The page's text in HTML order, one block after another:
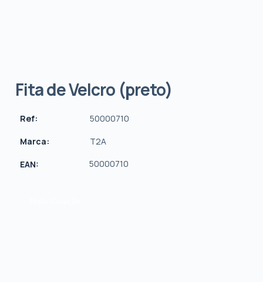
Fita de Velcro (preto)
Ref: 50000710
Marca: T2A
EAN: 50000710